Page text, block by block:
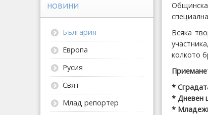
Всяка
колкото
*
* Дневен
*
НОВИНИ
България
Европа
Русия
Свят
Млад репортер